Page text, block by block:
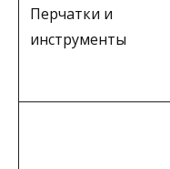
Перчатки и
инструменты